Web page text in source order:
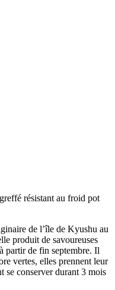
de l’île de Kyushu au
produit de savoureuses
partir de fin septembre. Il
vertes, elles prennent leur
se conserver durant 3 mois